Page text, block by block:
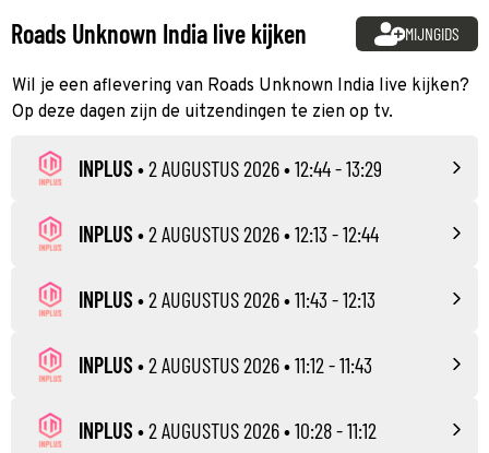
Roads Unknown India live kijken MIJNGIDS
Wil je een aflevering van Roads Unknown India live kijken?
Op deze dagen zijn de uitzendingen te zien op tv.
INPLUS •2 AUGUSTUS 2026• 12:44 - 13:29
INPLUS •2 AUGUSTUS 2026• 12:13 - 12:44
INPLUS •2 AUGUSTUS 2026• 11:43 - 12:13
INPLUS •2 AUGUSTUS 2026• 11:12 - 11:43
INPLUS •2 AUGUSTUS 2026• 10:28 - 11:12